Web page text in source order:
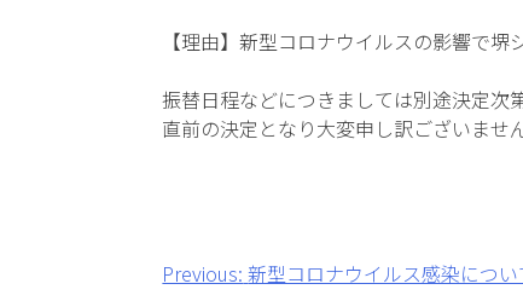
【理由】新型コロナウイルスの影響で
振替日程などにつきましては別途決定次
直前の決定となり大変申し訳ございませ
投
Previous: 新型コロナウイルス感染につ